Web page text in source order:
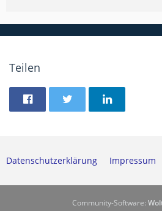
Teilen
Datenschutzerklärung Impressum
Community-Software: